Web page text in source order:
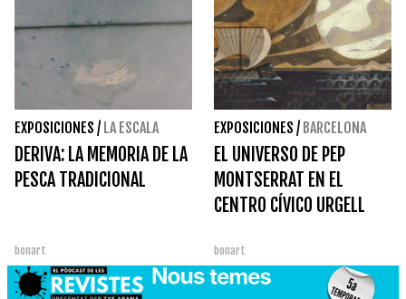
EXPOSICIONES / LA ESCALA
DERIVA: LA MEMORIA DE LA
PESCA TRADICIONAL
bonart
EXPOSICIONES / BARCELONA
EL UNIVERSO DE PEP
MONTSERRAT EN EL
CENTRO CÍVICO URGELL
bonart